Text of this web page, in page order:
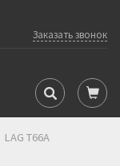
Заказать звонок
LAG T66A